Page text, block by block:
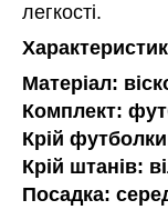
легкості.
Матеріал:
Комплект:
Крій
Крій штанів:
Посадка: